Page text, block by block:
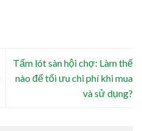
Tấm lót sàn hội chợ: Làm thế
nào để tối ưu chi phí khi mua
và sử dụng?